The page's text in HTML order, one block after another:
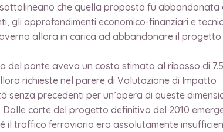
che quella proposta fu abbandonata
gli approfondimenti economico-finanziari e
allora in carica ad abbandonare il progetto
del ponte aveva un costo stimato al ribasso di
richieste nel parere di Valutazione di Impatto
senza precedenti per un’opera di queste
carte del progetto definitivo del 2010
il traffico ferroviario era assolutamente